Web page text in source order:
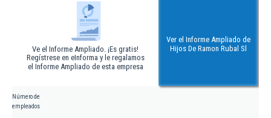
Ve el Informe Ampliado. ¡Es gratis!
Regístrese en eInforma y le regalamos
el Informe Ampliado de esta empresa
Ver el Informe Ampliado de
Hijos De Ramon Rubal Sl
Número de
empleados